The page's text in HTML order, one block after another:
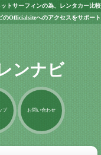
トサーフィンの為、レンタカー比較
のOfficialsiteへのアクセスをサポート
ンナビ
プ お問い合わせ